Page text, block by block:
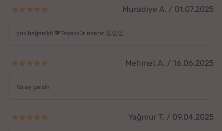
Muradiye A. / 01.07.2025
çok beğenildi 💖Teşekkür ederiz 👏👏👏
Mehmet A. / 16.06.2025
Kolay gelsin
Yağmur T. / 09.04.2025